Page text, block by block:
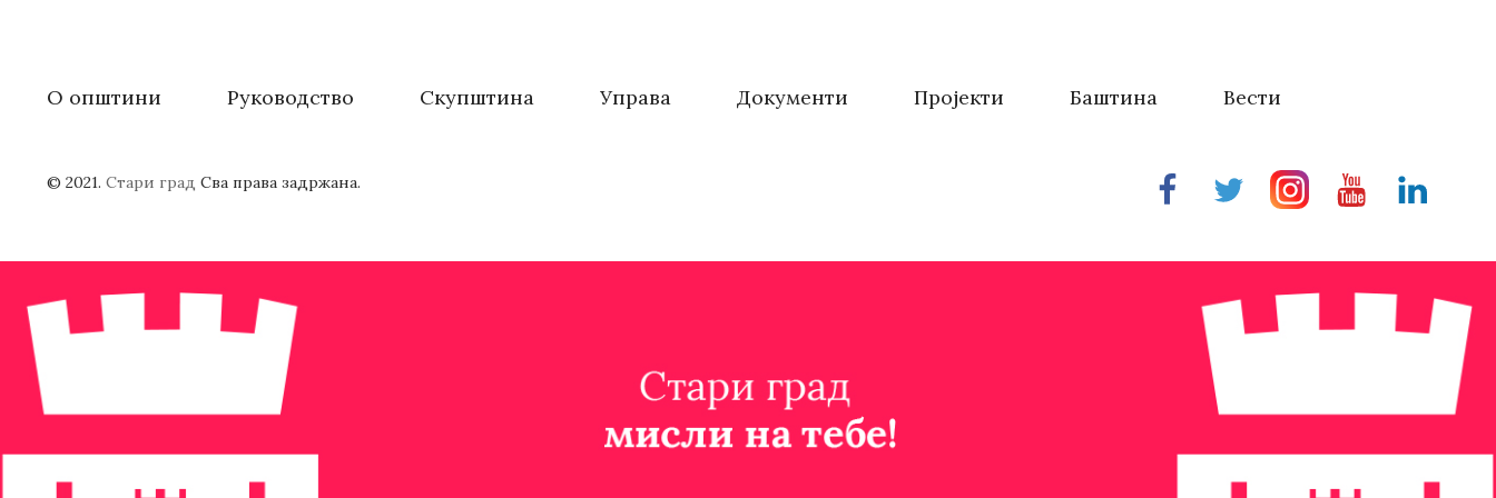
О општини Руководство Скупштина Управа Документи Пројекти Баштина Вести
FacebookTwitterInstragramYoutubeLinkedin
© 2021. Стари град Сва права задржана.